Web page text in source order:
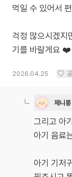
먹일 수 있어서
걱정 많으시겠지
2026.04.25
제니룽
그리고 아
아기 음료
아기 기저